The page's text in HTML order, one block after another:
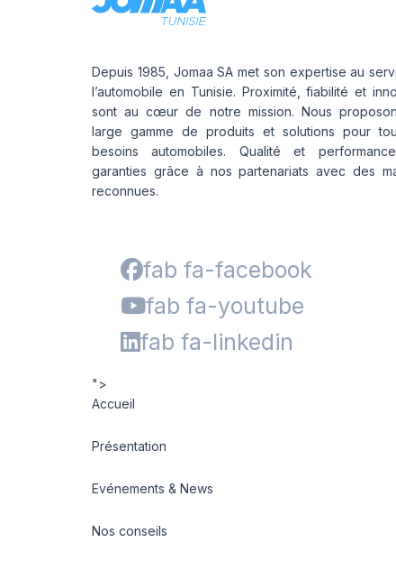
Depuis 1985, Jomaa SA met son expertise au
l’automobile en Tunisie. Proximité, fiabilité et
sont au cœur de notre mission. Nous
large gamme de produits et solutions pour
besoins automobiles. Qualité et
garanties grâce à nos partenariats avec des
reconnues.
fab fa-facebook
fab fa-youtube
fab fa-linkedin
">
Accueil
Présentation
Evénements & News
Nos conseils